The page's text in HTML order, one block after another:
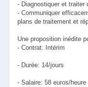
- Diagnostiquer et traiter
- Communiquer
plans de traitement et
Une proposition inédite
- Contrat: Intérim
- Durée: 14/jours
- Salaire: 58 euros/heure